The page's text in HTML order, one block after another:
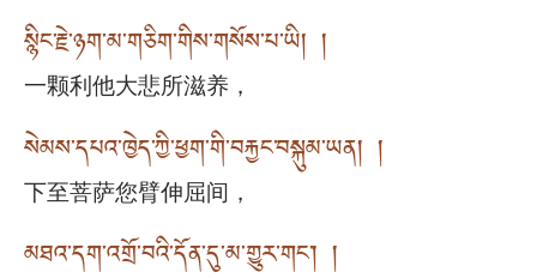
སྙིང་རྗེ་ཉག་མ་གཅིག་གིས་གསོས་པ་ཡི། །
一颗利他大悲所滋养，
སེམས་དཔའ་ཁྱེད་ཀྱི་ཕྱག་གི་བརྐྱང་བསྐུམ་ཡན། །
下至菩萨您臂伸屈间，
མཐའ་དག་འགྲོ་བའི་དོན་དུ་མ་གྱུར་གང་། །